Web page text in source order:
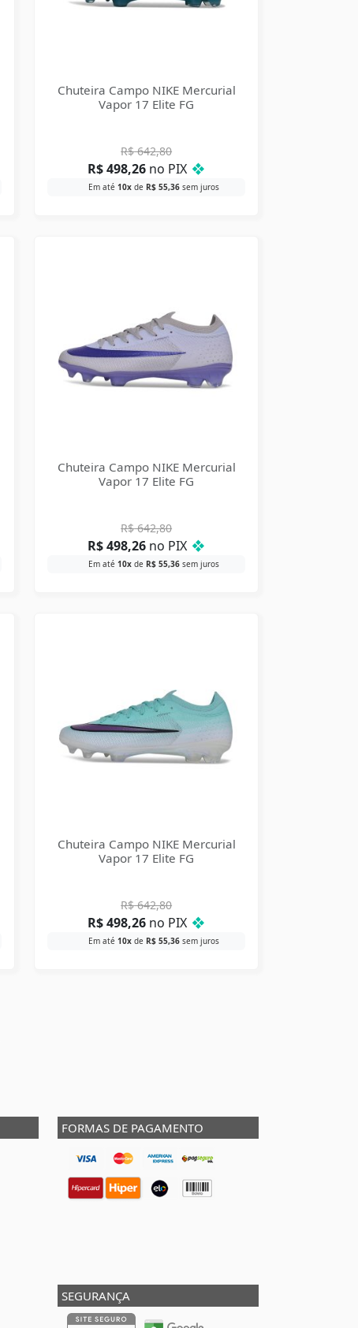
Chuteira Campo NIKE Mercurial
Vapor 17 Elite FG
R$642,80
R$498,26 no PIX ❖
Em até10x de R$ 55,36 sem juros
Chuteira Campo NIKE Mercurial
Vapor 17 Elite FG
R$642,80
R$498,26 no PIX ❖
Em até10x de R$ 55,36 sem juros
Chuteira Campo NIKE Mercurial
Vapor 17 Elite FG
R$642,80
R$498,26 no PIX ❖
Em até10x de R$ 55,36 sem juros
FORMAS DE PAGAMENTO
SEGURANÇA